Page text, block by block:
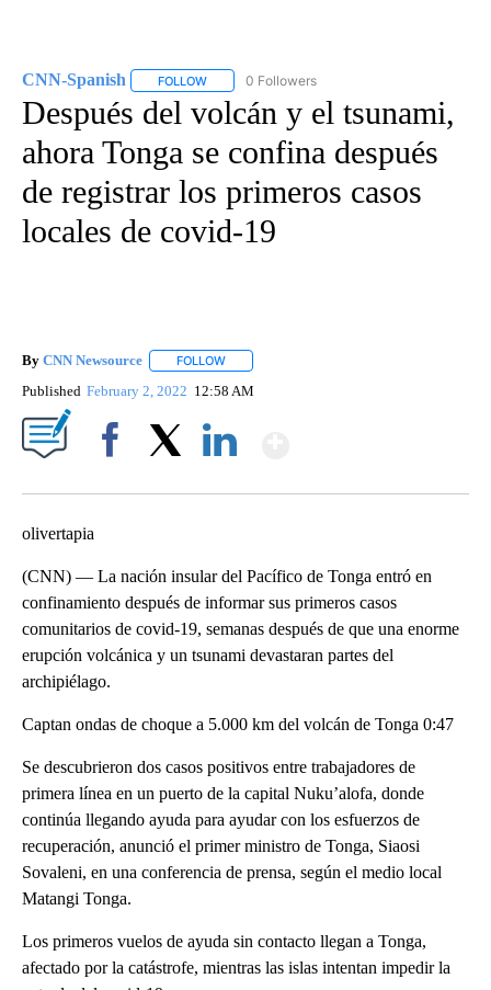
CNN-Spanish FOLLOW FOLLOW "CNN-SPANISH" TO RECEIVE
0 Followers
Después del volcán y el tsunami,
ahora Tonga se confina después
de registrar los primeros casos
locales de covid-19
By CNN Newsource FOLLOW
Published February 2, 2022 12:58 AM
olivertapia
(CNN) — La nación insular del Pacífico de Tonga entró en
confinamiento después de informar sus primeros casos
comunitarios de covid-19, semanas después de que una enorme
erupción volcánica y un tsunami devastaran partes del
archipiélago.
Captan ondas de choque a 5.000 km del volcán de Tonga 0:47
Se descubrieron dos casos positivos entre trabajadores de
primera línea en un puerto de la capital Nuku’alofa, donde
continúa llegando ayuda para ayudar con los esfuerzos de
recuperación, anunció el primer ministro de Tonga, Siaosi
Sovaleni, en una conferencia de prensa, según el medio local
Matangi Tonga.
Los primeros vuelos de ayuda sin contacto llegan a Tonga,
afectado por la catástrofe, mientras las islas intentan impedir la